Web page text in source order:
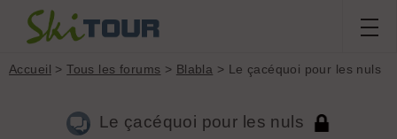
Accueil >Tous les forums > Blabla > Le çacéquoi pour les nuls
Le çacéquoi pour les nuls